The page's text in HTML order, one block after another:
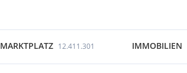
MARKTPLATZ 12.411.301 IMMOBILIEN